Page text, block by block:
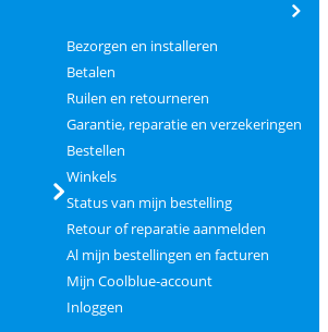
Bezorgen en installeren
Betalen
Ruilen en retourneren
Garantie, reparatie en verzekeringen
Bestellen
Winkels
Status van mijn bestelling
Retour of reparatie aanmelden
Al mijn bestellingen en facturen
Mijn Coolblue-account
Inloggen